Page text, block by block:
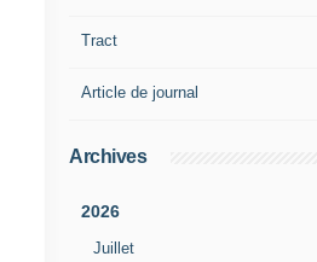
Tract
Article de journal
Archives
2026
Juillet